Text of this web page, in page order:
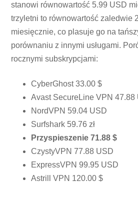
stanowi równowartość 5.99 USD
trzyletni to równowartość zaledwie
miesięcznie, co plasuje go na
porównaniu z innymi usługami.
rocznymi subskrypcjami:
CyberGhost 33.00 $
Avast SecureLine VPN 47.88
NordVPN 59.04 USD
Surfshark 59.76 zł
Przyspieszenie 71.88 $
CzystyVPN 77.88 USD
ExpressVPN 99.95 USD
Astrill VPN 120.00 $